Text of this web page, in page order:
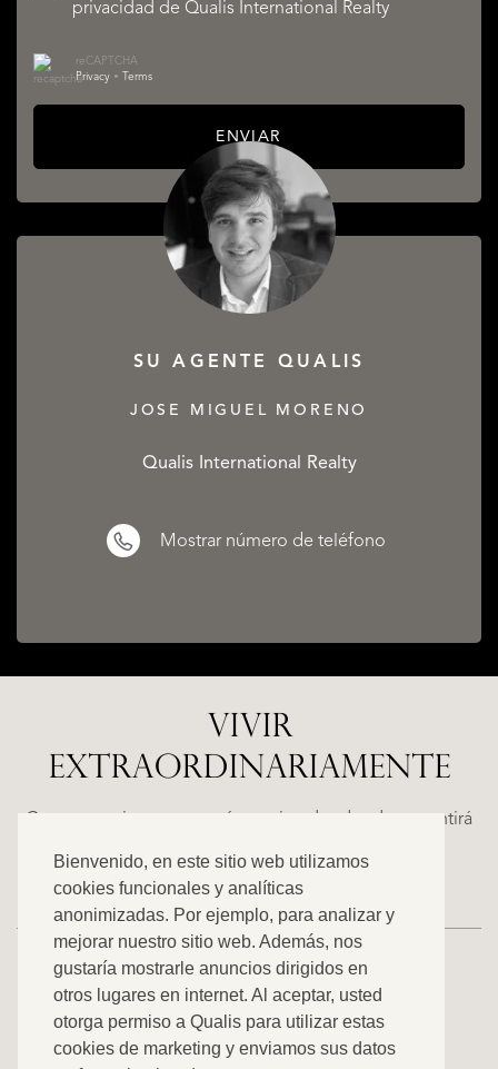
Bienvenido, en este sitio web utilizamos
cookies funcionales y analíticas
anonimizadas. Por ejemplo, para analizar y
mejorar nuestro sitio web. Además, nos
gustaría mostrarle anuncios dirigidos en
otros lugares en internet. Al aceptar, usted
otorga permiso a Qualis para utilizar estas
cookies de marketing y enviamos sus datos
privacidad de Qualis International Realty
reCAPTCHA
Privacy • Terms
ENVIAR
SU AGENTE QUALIS
JOSE MIGUEL MORENO
Qualis International Realty
Mostrar número de teléfono
VIVIR
EXTRAORDINARIAMENTE
Casas espaciosas con carácter, situadas donde se sentirá
como en casa. Descubra nuestra oferta exclusiva.
NUEVO
ESTEPONA
NACARE
2.500.000
VER TODOS NUESTROS ANUNCIOS